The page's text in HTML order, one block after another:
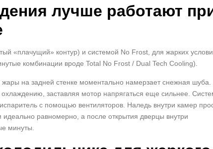
лучше работают
«плачущий» контур) и системой No Frost, для жарких
комбинации вроде Total No Frost / Dual Tech Cooling).
на задней стенке моментально намерзает снежная шуба.
заставляя мотор напрягаться еще сильнее.
с помощью вентиляторов. Наледь внутри камер
равномерно, а после открытия дверцы внутри
минуты.